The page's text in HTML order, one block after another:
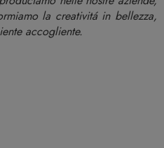
la creativitá in bellezza,
accogliente.